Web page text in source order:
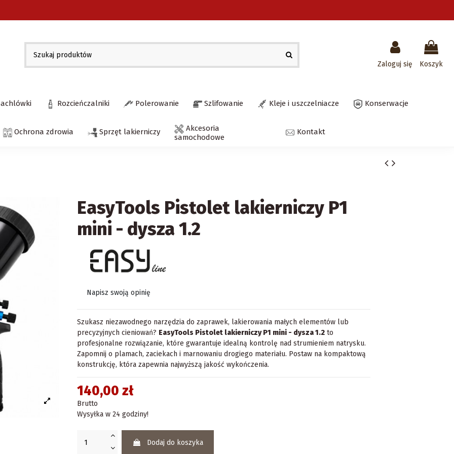
Zaloguj się Koszyk
Rozcieńczalniki Polerowanie Szlifowanie Kleje i uszczelniacze Konserwacje
Ochrona zdrowia Sprzęt lakierniczy
Akcesoria
samochodowe
Kontakt
EasyTools Pistolet lakierniczy P1
mini - dysza 1.2
Napisz swoją opinię
Szukasz niezawodnego narzędzia do zaprawek, lakierowania małych elementów lub
precyzyjnych cieniowań? EasyTools Pistolet lakierniczy P1 mini - dysza 1.2 to
profesjonalne rozwiązanie, które gwarantuje idealną kontrolę nad strumieniem natrysku.
Zapomnij o plamach, zaciekach i marnowaniu drogiego materiału. Postaw na kompaktową
konstrukcję, która zapewnia najwyższą jakość wykończenia.
140,00 zł
Brutto
Wysyłka w 24 godziny!
Dodaj do koszyka